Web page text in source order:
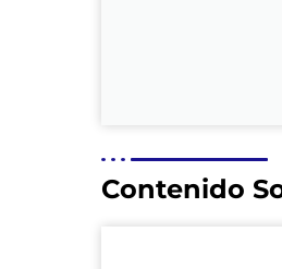
Contenido